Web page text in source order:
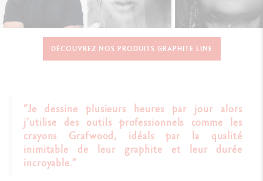
DÉCOUVREZ NOS PRODUITS GRAPHITE LINE
”Je dessine plusieurs heures par jour alors
j’utilise des outils professionnels comme les
crayons Grafwood, idéals par la qualité
inimitable de leur graphite et leur durée
incroyable.”